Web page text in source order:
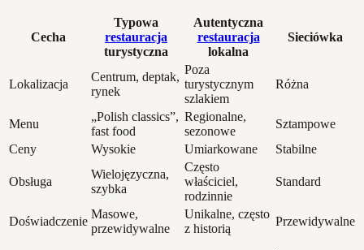
Cecha
Typowa
restauracja
turystyczna
Autentyczna
restauracja
lokalna
Sieciówka
Lokalizacja
Centrum, deptak,
rynek
Poza
turystycznym
szlakiem
Różna
Menu
„Polish classics”,
fast food
Regionalne,
sezonowe
Sztampowe
Ceny
Wysokie Umiarkowane Stabilne
Obsługa
Wielojęzyczna,
szybka
Często
właściciel,
rodzinnie
Standard
Doświadczenie
Masowe,
przewidywalne
Unikalne, często
z historią
Przewidywalne